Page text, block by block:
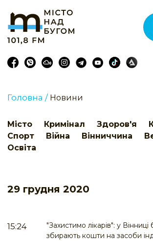
Головна / Новини
Місто Кримінал Здоров'я
Спорт
Війна Вінниччина
Освіта
29 грудня 2020
15:24
"Захистимо лікарів": у Вінниці
збирають кошти на засоби